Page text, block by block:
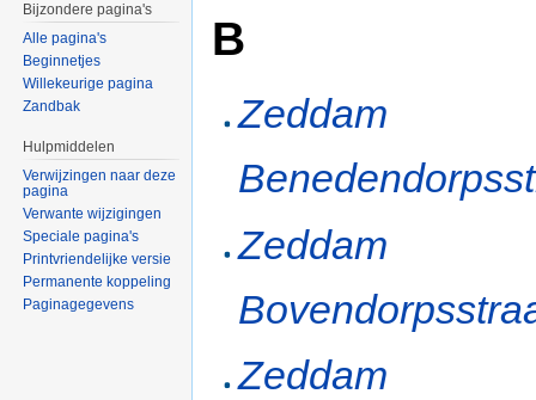
B
Zeddam
Zeddam
Zeddam
Bijzondere pagina's
Alle pagina's
Beginnetjes
Willekeurige pagina
Zandbak
Hulpmiddelen
Verwijzingen naar deze
pagina
Verwante wijzigingen
Speciale pagina's
Printvriendelijke versie
Permanente koppeling
Paginagegevens